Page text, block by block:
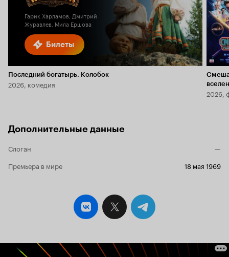
Билеты
Гарик Харламов, Дмитрий
Журавлев, Мила Ершова
Последний богатырь. Колобок
2026, комедия
2026,
Дополнительные данные
Слоган
—
Премьера в мире
18 мая 1969